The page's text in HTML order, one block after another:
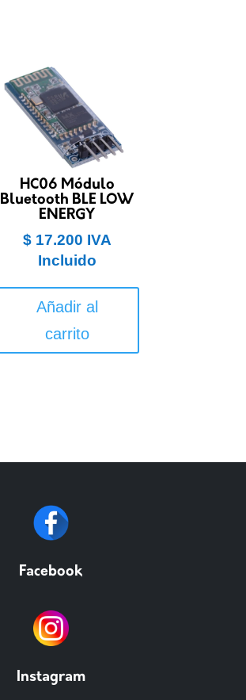
HC06 Módulo
Bluetooth BLE LOW
ENERGY
$17.200 IVA
Incluido
Añadir al
carrito
Facebook
Instagram